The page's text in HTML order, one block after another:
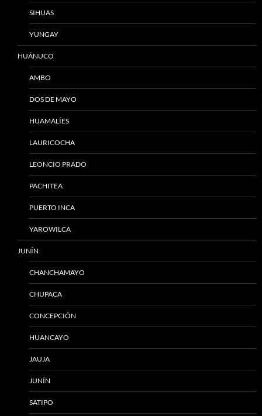
SIHUAS
YUNGAY
HUÁNUCO
AMBO
DOS DE MAYO
HUAMALÍES
LAURICOCHA
LEONCIO PRADO
PACHITEA
PUERTO INCA
YAROWILCA
JUNÍN
CHANCHAMAYO
CHUPACA
CONCEPCIÓN
HUANCAYO
JAUJA
JUNÍN
SATIPO